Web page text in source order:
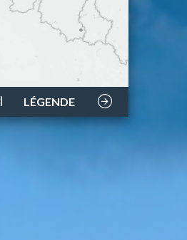
LÉGENDE